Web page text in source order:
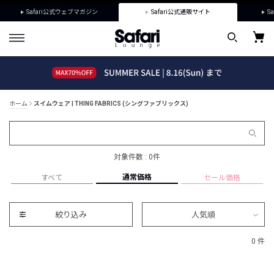
Safari公式ウェブマガジン Safari公式通販サイト
ホーム スイムウェア | THING FABRICS (シングファブリックス)
対象件数 : 0件
すべて 通常価格 セール価格
絞り込み 人気順
0 件